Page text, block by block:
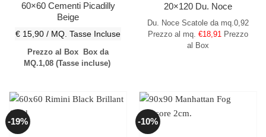
60×60 Cementi Picadilly
Beige
€ 15,90 / MQ. Tasse Incluse
Prezzo al Box
Box da
MQ.1,08 (Tasse incluse)
20×120 Du. Noce
Du. Noce Scatole da mq.0,92
Prezzo al mq. €18,91 Prezzo
al Box
-19% -10%